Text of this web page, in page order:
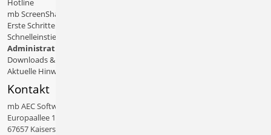
Hotline
mb ScreenShare
Erste Schritte
Schnelleinstiege & Doku
Administratives
Downloads & Patches
Aktuelle Hinweise
Kontakt
mb AEC Software GmbH
Europaallee 14
67657 Kaiserslautern